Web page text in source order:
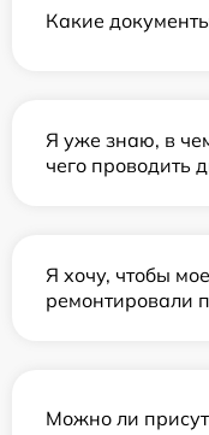
Какие
Я уже знаю, в
чего проводить
Я хочу, чтобы
ремонтировали
Можно ли